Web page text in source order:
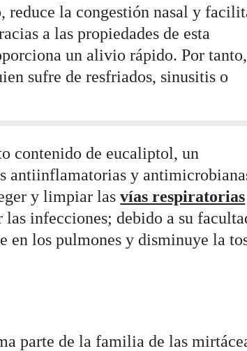
reduce la congestión nasal y
a las propiedades de esta
un alivio rápido. Por tanto,
sufre de resfriados, sinusitis o
contenido de eucaliptol, un
antiinflamatorias y
y limpiar lasvías respiratorias
infecciones; debido a su
en los pulmones y disminuye la
parte de la familia de las